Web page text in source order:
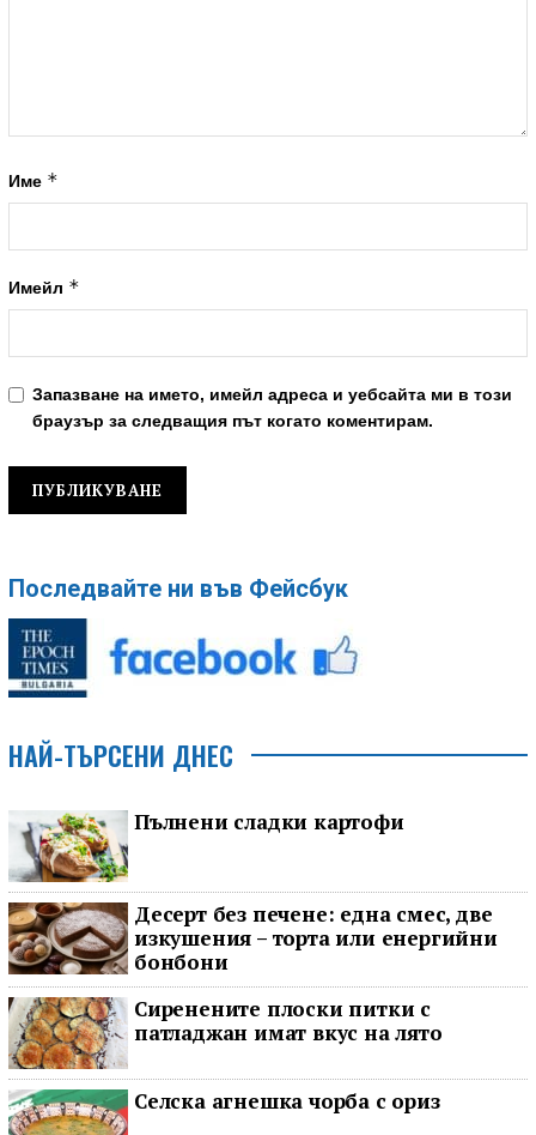
Име *
Имейл *
Запазване на името, имейл адреса и уебсайта ми в този
браузър за следващия път когато коментирам.
Последвайте ни във Фейсбук
НАЙ-ТЪРСЕНИ ДНЕС
Пълнени сладки картофи
Десерт без печене: една смес, две
изкушения – торта или енергийни
бонбони
Сиренените плоски питки с
патладжан имат вкус на лято
Селска агнешка чорба с ориз